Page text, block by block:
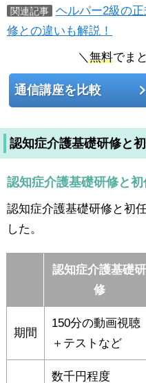
関連記事
ヘルパー2級の
修との違いも解説！
＼無料でま
通信講座を比較
認知症介護基礎研修と
認知症介護基礎研修と
認知症介護基礎研修と初
した。
認知症介護基礎研
修
期間
150分の動画視聴
＋テストなど
数千円程度